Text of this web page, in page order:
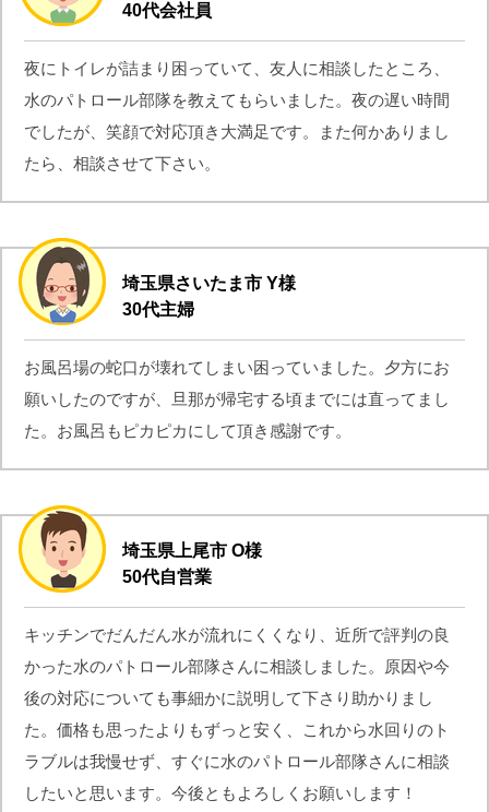
40代会社員
夜にトイレが詰まり困っていて、友人に相談したところ、
水のパトロール部隊を教えてもらいました。夜の遅い時間
でしたが、笑顔で対応頂き大満足です。また何かありまし
たら、相談させて下さい。
埼玉県さいたま市 Y様
30代主婦
お風呂場の蛇口が壊れてしまい困っていました。夕方にお
願いしたのですが、旦那が帰宅する頃までには直ってまし
た。お風呂もピカピカにして頂き感謝です。
埼玉県上尾市 O様
50代自営業
キッチンでだんだん水が流れにくくなり、近所で評判の良
かった水のパトロール部隊さんに相談しました。原因や今
後の対応についても事細かに説明して下さり助かりまし
た。価格も思ったよりもずっと安く、これから水回りのト
ラブルは我慢せず、すぐに水のパトロール部隊さんに相談
したいと思います。今後ともよろしくお願いします！